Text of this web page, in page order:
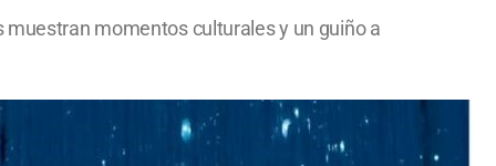
momentos culturales y un guiño a